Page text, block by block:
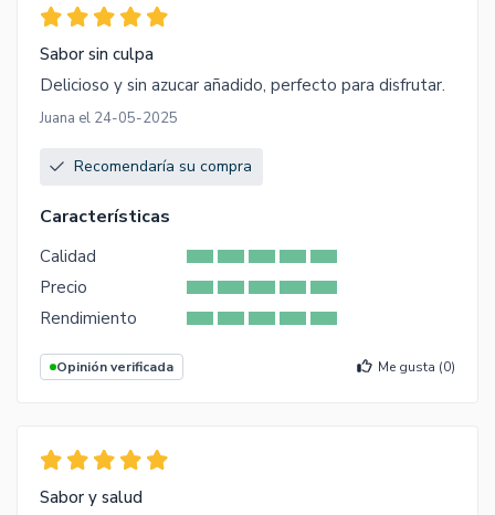
Sabor sin culpa
Delicioso y sin azucar añadido, perfecto para disfrutar.
Juana el 24-05-2025
Recomendaría su compra
Características
Calidad
Precio
Rendimiento
Opinión verificada Me gusta (0)
Sabor y salud